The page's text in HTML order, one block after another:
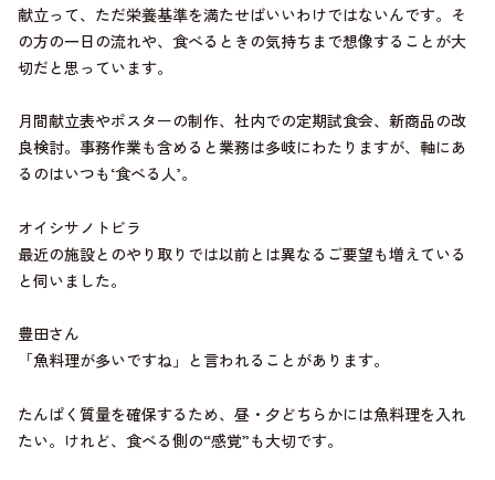
献立って、ただ栄養基準を満たせばいいわけではないんです。そ
の方の一日の流れや、食べるときの気持ちまで想像することが大
切だと思っています。
月間献立表やポスターの制作、社内での定期試食会、新商品の改
良検討。事務作業も含めると業務は多岐にわたりますが、軸にあ
るのはいつも‘食べる人’。
オイシサノトビラ
最近の施設とのやり取りでは以前とは異なるご要望も増えている
と伺いました。
豊田さん
「魚料理が多いですね」と言われることがあります。
たんぱく質量を確保するため、昼・夕どちらかには魚料理を入れ
たい。けれど、食べる側の“感覚”も大切です。